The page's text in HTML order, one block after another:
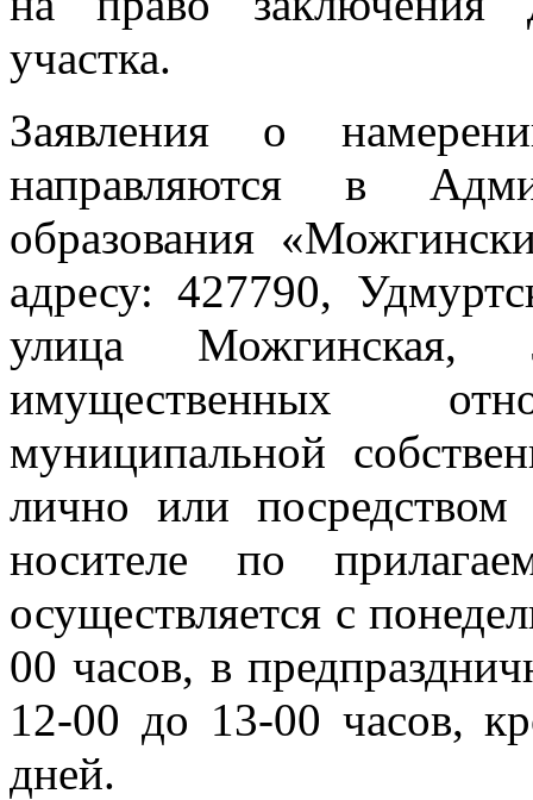
участка.
Заявления о
направляются в
образования
адресу: 427790,
улица
имущественных
муниципальной
лично или
носителе по
осуществляется с
00 часов, в
12-00 до 13-00 часов,
дней.